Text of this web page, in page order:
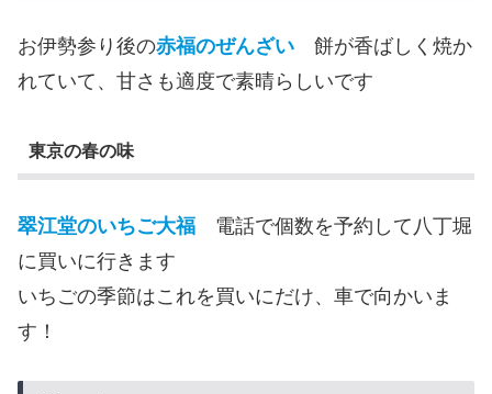
お伊勢参り後の赤福のぜんざい 餅が香ばしく焼か
れていて、甘さも適度で素晴らしいです
東京の春の味
翠江堂のいちご大福 電話で個数を予約して八丁堀
に買いに行きます
いちごの季節はこれを買いにだけ、車で向かいま
す！